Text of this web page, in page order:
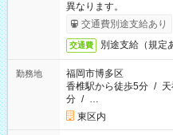
異なります。
交通費別途支給あり
交通費 別途支給（規定
勤務地
福岡市博多区
香椎駅から徒歩5分 /
分 / …
東区内